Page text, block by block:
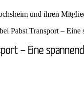
und ihren
Pabst Transport –
– Eine